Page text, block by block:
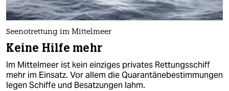
Seenotrettung im Mittelmeer
Keine Hilfe mehr
Im Mittelmeer ist kein einziges privates Rettungsschiff
mehr im Einsatz. Vor allem die Quarantänebestimmungen
legen Schiffe und Besatzungen lahm.